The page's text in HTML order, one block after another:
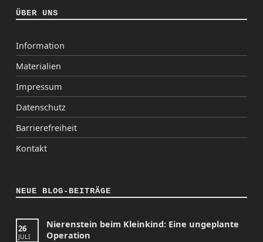
ÜBER UNS
Information
Materialien
Impressum
Datenschutz
Barrierefreiheit
Kontakt
NEUE BLOG-BEITRÄGE
26
JULI
Nierenstein beim Kleinkind: Eine ungeplante
Operation